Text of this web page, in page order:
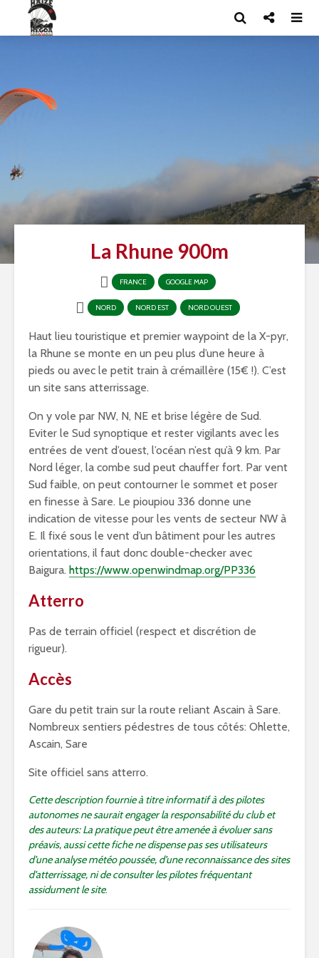
La Rhune 900m
FRANCE GOOGLE MAP
NORD NORD EST NORD OUEST
Haut lieu touristique et premier waypoint de la X-pyr,
la Rhune se monte en un peu plus d’une heure à
pieds ou avec le petit train à crémaillère (15€ !). C’est
un site sans atterrissage.
On y vole par NW, N, NE et brise légère de Sud.
Eviter le Sud synoptique et rester vigilants avec les
entrées de vent d’ouest, l’océan n’est qu’à 9 km. Par
Nord léger, la combe sud peut chauffer fort. Par vent
Sud faible, on peut contourner le sommet et poser
en finesse à Sare. Le pioupiou 336 donne une
indication de vitesse pour les vents de secteur NW à
E. Il fixé sous le vent d’un bâtiment pour les autres
orientations, il faut donc double-checker avec
Baigura. https://www.openwindmap.org/PP336
Atterro
Pas de terrain officiel (respect et discrétion de
rigueur).
Accès
Gare du petit train sur la route reliant Ascain à Sare.
Nombreux sentiers pédestres de tous côtés: Ohlette,
Ascain, Sare
Site officiel sans atterro.
Cette description fournie à titre informatif à des pilotes
autonomes ne saurait engager la responsabilité du club et
des auteurs: La pratique peut être amenée à évoluer sans
préavis, aussi cette fiche ne dispense pas ses utilisateurs
d’une analyse météo poussée, d’une reconnaissance des sites
d’atterrissage, ni de consulter les pilotes fréquentant
assidument le site.